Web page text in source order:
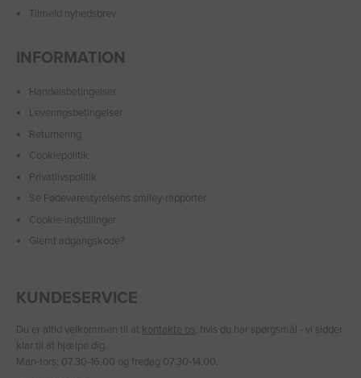
Tilmeld nyhedsbrev
INFORMATION
Handelsbetingelser
Leveringsbetingelser
Returnering
Cookiepolitik
Privatlivspolitik
Se Fødevarestyrelsens smiley-rapporter
Cookie-indstillinger
Glemt adgangskode?
KUNDESERVICE
Du er altid velkommen til at kontakte os, hvis du har spørgsmål - vi sidder
klar til at hjælpe dig.
Man-tors: 07.30-16.00 og fredag 07.30-14.00.